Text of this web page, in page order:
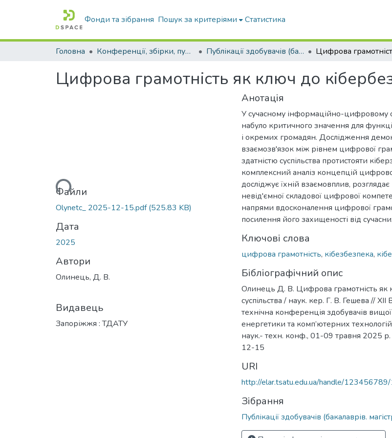
Фонди та зібрання Пошук за критеріями Статистика
Головна Конференції, збірки, публікації молодих вчених і здобувачів : магістрів, бакалаврів, аспірантів. Публікації здобувачів (бакалаврів. магістрів, аспірантів)
Цифрова грамотність як ключ до
Вантажиться...Файли
Olynetc_ 2025-12-15.pdf(525.83 KB)
Дата
2025
Автори
Олинець, Д. В.
Видавець
Запоріжжя : ТДАТУ
Анотація
У сучасному інформаційно-цифровому
набуло критичного значення для
і окремих громадян. Дослідження
взаємозв'язок між рівнем цифрової
здатністю суспільства протистояти
комплексний аналіз концепцій
досліджує їхній взаємовплив,
невід'ємної складової цифрової
напрями вдосконалення цифрової
посилення його захищеності від
Ключові слова
цифрова грамотність, кібезбезпека,
Бібліографічний опис
Олинець Д. В. Цифрова грамотність як
суспільства / наук. кер. Г. В. Гешева //
технічна конференція здобувачів
енергетики та комп’ютерних
наук.- техн. конф., 01-09 травня 2025
12-15
URI
http://elar.tsatu.edu.ua/handle/
Зібрання
Публікації здобувачів (бакалаврів.